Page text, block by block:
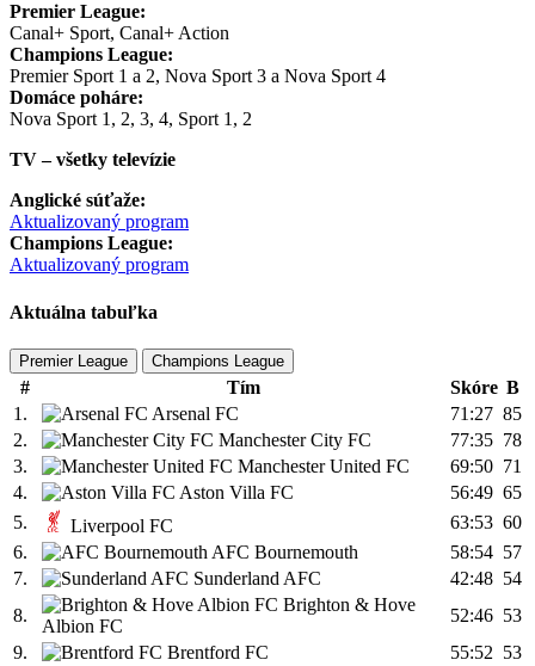
Premier League:
Canal+ Sport, Canal+ Action
Champions League:
Premier Sport 1 a 2, Nova Sport 3 a Nova Sport 4
Domáce poháre:
Nova Sport 1, 2, 3, 4, Sport 1, 2
TV – všetky televízie
Anglické súťaže:
Aktualizovaný program
Champions League:
Aktualizovaný program
Aktuálna tabuľka
Premier League Champions League
# Tím Skóre B
1.
Arsenal FC 71:27 85
2.
Manchester City FC 77:35 78
3.
Manchester United FC 69:50 71
4.
Aston Villa FC 56:49 65
5.
Liverpool FC 63:53 60
6.
AFC Bournemouth 58:54 57
7.
Sunderland AFC 42:48 54
8.
Brighton & Hove
Albion FC
52:46 53
9.
Brentford FC 55:52 53